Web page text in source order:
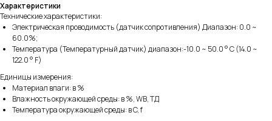
Характеристики
Технические характеристики:
Электрическая проводимость (датчик сопротивления) Диапазон: 0.0 ~
60.0%;
Температура (Температурный датчик) диапазон:-10.0 ~ 50.0 ° C (14.0 ~
122.0 ° F)
Единицы измерения:
Материал влаги: в %
Влажность окружающей среды: в %, WB, ТД
Температура окружающей среды: в C, f